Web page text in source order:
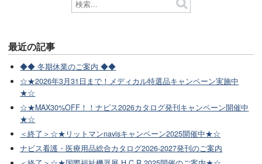
最近の記事
◆◆ 冬期休業のご案内 ◆◆
☆★2026年3月31日まで！メディカル特選品キャンペーン実施中
★☆
☆★MAX30%OFF！！ナビス2026カタログ発刊キャンペーン開催中
★☆
＜終了＞☆★リットマンnavisキャンペーン2025開催中★☆
ナビス看護・医療用品総合カタログ2026-2027発刊のご案内